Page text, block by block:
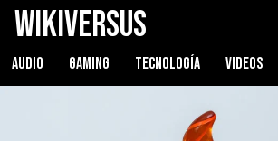
WikiVersus
AUDIO GAMING TECNOLOGÍA VIDEOS
Gravastar Mozart